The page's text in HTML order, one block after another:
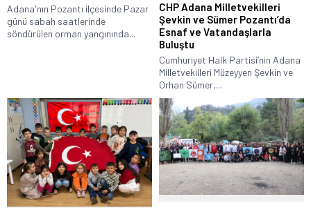
Adana'nın Pozantı ilçesinde Pazar
günü sabah saatlerinde
söndürülen orman yangınında...
CHP Adana Milletvekilleri
Şevkin ve Sümer Pozantı’da
Esnaf ve Vatandaşlarla
Buluştu
Cumhuriyet Halk Partisi’nin Adana
Milletvekilleri Müzeyyen Şevkin ve
Orhan Sümer,...